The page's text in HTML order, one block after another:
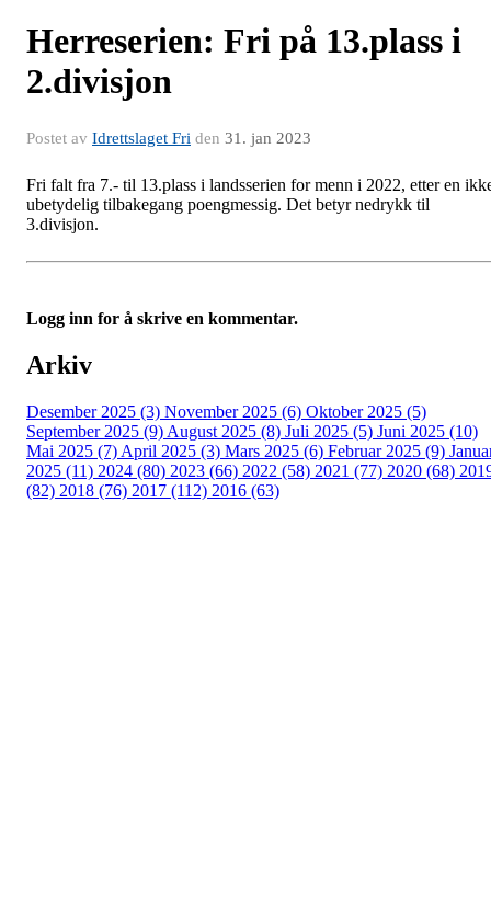
Herreserien: Fri på 13.plass i
2.divisjon
Postet av Idrettslaget Fri den 31. jan 2023
Fri falt fra 7.- til 13.plass i landsserien for menn i 2022, etter en
ubetydelig tilbakegang poengmessig. Det betyr nedrykk til
3.divisjon.
Logg inn for å skrive en kommentar.
Arkiv
Desember 2025 (3) November 2025 (6) Oktober 2025 (5)
September 2025 (9) August 2025 (8) Juli 2025 (5) Juni 2025 (10)
Mai 2025 (7) April 2025 (3) Mars 2025 (6) Februar 2025 (9)
2025 (11) 2024 (80) 2023 (66) 2022 (58) 2021 (77) 2020 (68)
(82) 2018 (76) 2017 (112) 2016 (63)